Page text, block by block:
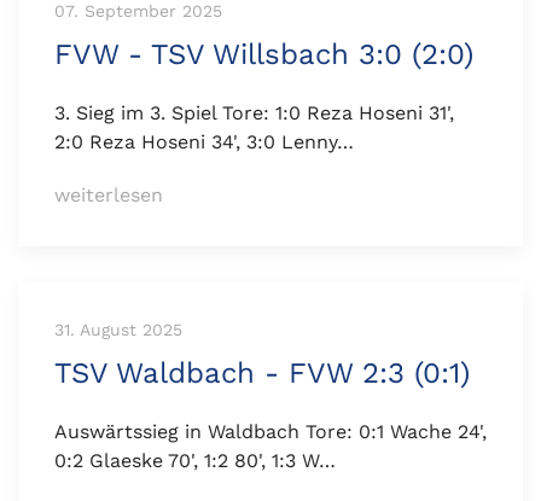
07. September 2025
FVW - TSV Willsbach 3:0 (2:0)
3. Sieg im 3. Spiel Tore: 1:0 Reza Hoseni 31',
2:0 Reza Hoseni 34', 3:0 Lenny…
weiterlesen
31. August 2025
TSV Waldbach - FVW 2:3 (0:1)
Auswärtssieg in Waldbach Tore: 0:1 Wache 24',
0:2 Glaeske 70', 1:2 80', 1:3 W…